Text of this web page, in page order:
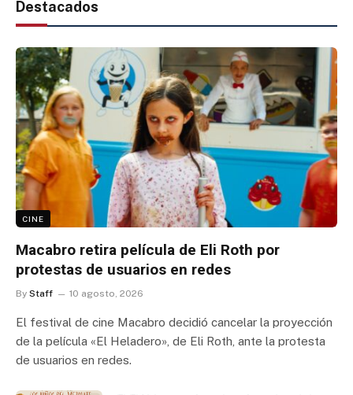
Destacados
CINE
Macabro retira película de Eli Roth por
protestas de usuarios en redes
By Staff 10 agosto, 2026
El festival de cine Macabro decidió cancelar la proyección
de la película «El Heladero», de Eli Roth, ante la protesta
de usuarios en redes.